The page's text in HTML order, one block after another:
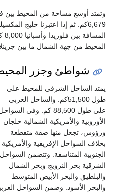
وتمتد أوسع مساحة من المحيط بين
6,679كم. ثم إذا اعتبرنا خليج
المحيط من جهة الشمال ما بين جرينلاند
شواطئ وجزر
يمتد الساحل الشرقي للمحيط على
طول 51,500كم. والساحل الغربي
على طول 88,500 كم. وفي
الأوروبية والأمريكية الشمالية خلجان
ورؤوس، تجعل منها ضفة متقطعة
بخلاف السواحل الإفريقية والأمريكية
الجنوبية المتناسقة. وتتضمن السواحل
الشرقية بحر النرويج وبحر الشمال
والبلطيق والبحر الأبيض المتوسط
والبحر الأسود. وضمن السواحل